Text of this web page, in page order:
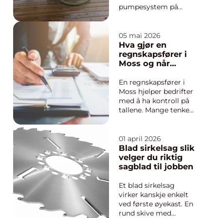
pumpesystem på
septiktank og leder
det videre til offentlig
avløp eller slamtank.
Løsningen gjør
trygg og hygienisk,
og hindrer utslipp rett
i ...
05 mai 2026
Hva gjør en
regnskapsfører i
Moss og når
bruke en?
En regnskapsfører i
Moss hjelper bedrifter
med å ha kontroll på
tallene. Mange tenker
handler like mye om
trygghet, oversikt og
gode beslutninger.
For små og
virksomhe...
01 april 2026
Blad sirkelsag slik
velger du riktig
sagblad til jobben
Et blad sirkelsag
virker kanskje enkelt
ved første øyekast. En
rund skive med